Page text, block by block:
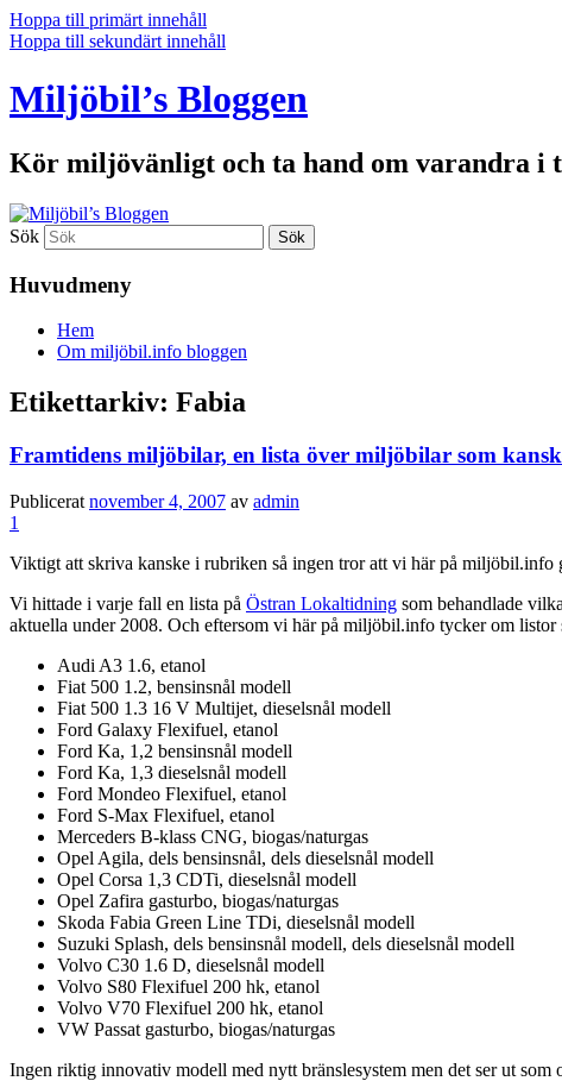
Hoppa till primärt innehåll
Hoppa till sekundärt innehåll
Miljöbil’s Bloggen
Kör miljövänligt och ta hand om varandra i
Sök
Huvudmeny
Hem
Om miljöbil.info bloggen
Etikettarkiv: Fabia
Framtidens miljöbilar, en lista över miljöbilar som
Publicerat november 4, 2007 av admin
1
Viktigt att skriva kanske i rubriken så ingen tror att vi här på miljöbil.info
Vi hittade i varje fall en lista på Östran Lokaltidning som behandlade
aktuella under 2008. Och eftersom vi här på miljöbil.info tycker om listor
Audi A3 1.6, etanol
Fiat 500 1.2, bensinsnål modell
Fiat 500 1.3 16 V Multijet, dieselsnål modell
Ford Galaxy Flexifuel, etanol
Ford Ka, 1,2 bensinsnål modell
Ford Ka, 1,3 dieselsnål modell
Ford Mondeo Flexifuel, etanol
Ford S-Max Flexifuel, etanol
Merceders B-klass CNG, biogas/naturgas
Opel Agila, dels bensinsnål, dels dieselsnål modell
Opel Corsa 1,3 CDTi, dieselsnål modell
Opel Zafira gasturbo, biogas/naturgas
Skoda Fabia Green Line TDi, dieselsnål modell
Suzuki Splash, dels bensinsnål modell, dels dieselsnål modell
Volvo C30 1.6 D, dieselsnål modell
Volvo S80 Flexifuel 200 hk, etanol
Volvo V70 Flexifuel 200 hk, etanol
VW Passat gasturbo, biogas/naturgas
Ingen riktig innovativ modell med nytt bränslesystem men det ser ut